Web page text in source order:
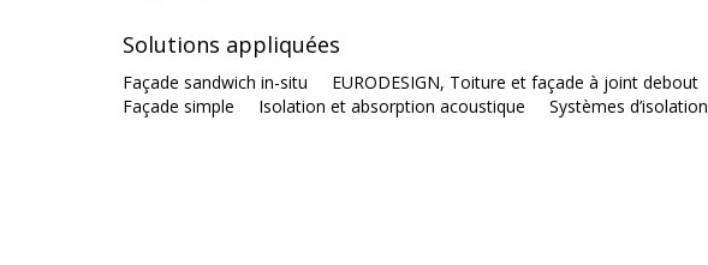
Solutions appliquées
Façade sandwich in-situ
EURODESIGN, Toiture et façade à joint debout
Façade simple
Isolation et absorption acoustique Systèmes d’isolation